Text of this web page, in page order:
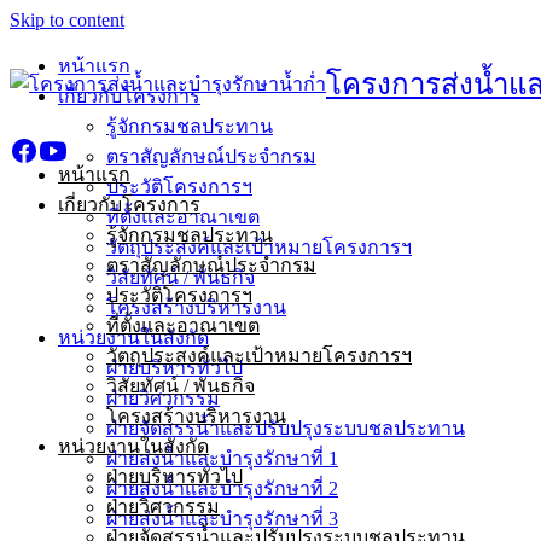
Skip to content
โครงการส่งน้ำแ
หน้าแรก
เกี่ยวกับโครงการ
รู้จักกรมชลประทาน
ตราสัญลักษณ์ประจำกรม
ประวัติโครงการฯ
ที่ตั้งและอาณาเขต
วัตถุประสงค์และเป้าหมายโครงการฯ
วิสัยทัศน์ / พันธกิจ
โครงสร้างบริหารงาน
หน่วยงานในสังกัด
ฝ่ายบริหารทั่วไป
ฝ่ายวิศวกรรม
ฝ่ายจัดสรรน้ำและปรับปรุงระบบชลประทาน
หน้าแรก
เกี่ยวกับโครงการ
รู้จักกรมชลประทาน
ตราสัญลักษณ์ประจำกรม
ประวัติโครงการฯ
ที่ตั้งและอาณาเขต
วัตถุประสงค์และเป้าหมายโครงการฯ
วิสัยทัศน์ / พันธกิจ
โครงสร้างบริหารงาน
หน่วยงานในสังกัด
ฝ่ายบริหารทั่วไป
ฝ่ายวิศวกรรม
ฝ่ายจัดสรรน้ำและปรับปรุงระบบชลประทาน
ฝ่ายส่งน้ำและบำรุงรักษาที่ 1
ฝ่ายส่งน้ำและบำรุงรักษาที่ 2
ฝ่ายส่งน้ำและบำรุงรักษาที่ 3